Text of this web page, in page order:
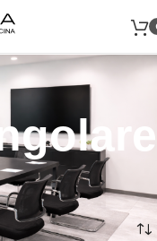
Triangolare